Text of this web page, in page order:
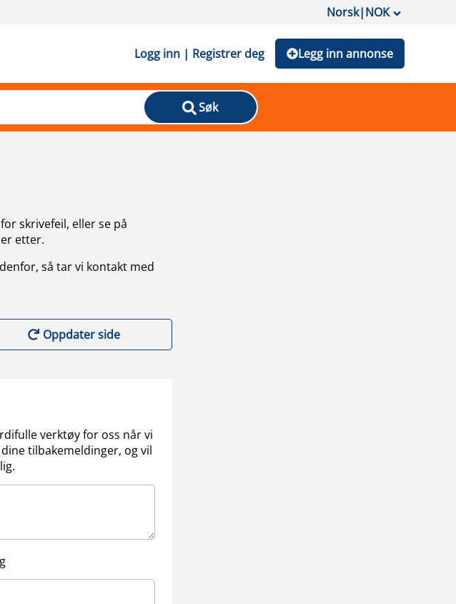
Norsk|NOK
Logg inn | Registrer deg Legg inn annonse
Søk
skrivefeil, eller se på
etter.
så tar vi kontakt med
Oppdater side
verktøy for oss når vi
tilbakemeldinger, og vil